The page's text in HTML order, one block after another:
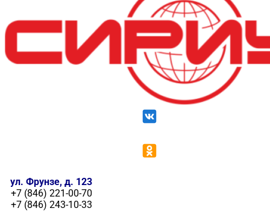
ул. Фрунзе, д. 123
+7 (846) 221-00-70
+7 (846) 243-10-33